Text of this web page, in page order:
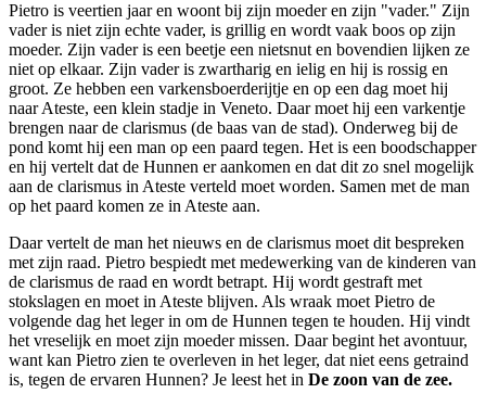
Pietro is veertien jaar en woont bij zijn moeder en zijn "vader." Zijn
vader is niet zijn echte vader, is grillig en wordt vaak boos op zijn
moeder. Zijn vader is een beetje een nietsnut en bovendien lijken ze
niet op elkaar. Zijn vader is zwartharig en ielig en hij is rossig en
groot. Ze hebben een varkensboerderijtje en op een dag moet hij
naar Ateste, een klein stadje in Veneto. Daar moet hij een varkentje
brengen naar de clarismus (de baas van de stad). Onderweg bij de
pond komt hij een man op een paard tegen. Het is een boodschapper
en hij vertelt dat de Hunnen er aankomen en dat dit zo snel mogelijk
aan de clarismus in Ateste verteld moet worden. Samen met de man
op het paard komen ze in Ateste aan.
Daar vertelt de man het nieuws en de clarismus moet dit bespreken
met zijn raad. Pietro bespiedt met medewerking van de kinderen van
de clarismus de raad en wordt betrapt. Hij wordt gestraft met
stokslagen en moet in Ateste blijven. Als wraak moet Pietro de
volgende dag het leger in om de Hunnen tegen te houden. Hij vindt
het vreselijk en moet zijn moeder missen. Daar begint het avontuur,
want kan Pietro zien te overleven in het leger, dat niet eens getraind
is, tegen de ervaren Hunnen? Je leest het in De zoon van de zee.